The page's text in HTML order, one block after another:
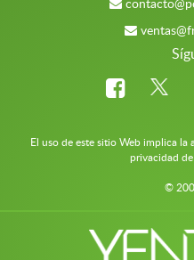
El uso de este sitio Web implica
privacidad
©